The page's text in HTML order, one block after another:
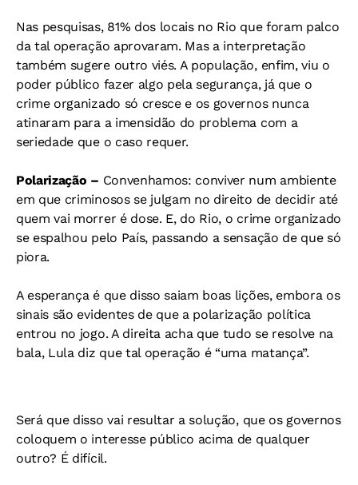
Nas pesquisas, 81% dos locais no Rio que foram palco
da tal operação aprovaram. Mas a interpretação
também sugere outro viés. A população, enfim, viu o
poder público fazer algo pela segurança, já que o
crime organizado só cresce e os governos nunca
atinaram para a imensidão do problema com a
seriedade que o caso requer.
Polarização – Convenhamos: conviver num ambiente
em que criminosos se julgam no direito de decidir até
quem vai morrer é dose. E, do Rio, o crime organizado
se espalhou pelo País, passando a sensação de que só
piora.
A esperança é que disso saiam boas lições, embora os
sinais são evidentes de que a polarização política
entrou no jogo. A direita acha que tudo se resolve na
bala, Lula diz que tal operação é “uma matança”.
Será que disso vai resultar a solução, que os governos
coloquem o interesse público acima de qualquer
outro? É difícil.